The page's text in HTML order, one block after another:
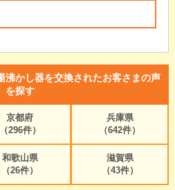
沸かし器を交換されたお客さまの声
を探す
京都府
（296件）
兵庫県
（642件）
和歌山県
（26件）
滋賀県
（43件）